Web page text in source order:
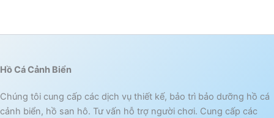
Hồ Cá Cảnh Biển
Chúng tôi cung cấp các dịch vụ thiết kế, bảo trì bảo dưỡng hồ cá
cảnh biển, hồ san hô. Tư vấn hỗ trợ người chơi. Cung cấp các